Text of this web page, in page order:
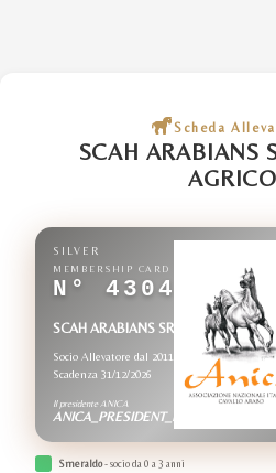
Scheda
SCAH ARABIANS
SILVER
MEMBERSHIP CARD
N° 4304
SCAH ARABIANS SRL SOCIETA'
Socio Allevatore dal 2011
Scadenza 31/12/2026
Il presidente ANICA
ANICA_PRESIDENT_NAME
Smeraldo- socio da 0 a 3 anni